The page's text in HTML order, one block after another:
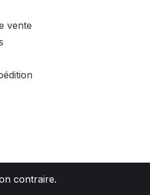
vente
contraire.